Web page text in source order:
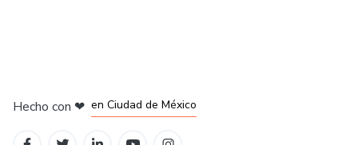
Hecho con ❤ en Ciudad de México